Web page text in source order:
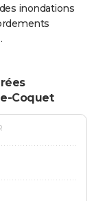
inondations
Coquet